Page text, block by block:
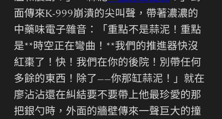
面傳來K-999崩潰的尖叫聲，帶著濃濃的
中藥味電子雜音：「重點不是蒜泥！重點
是**時空正在彎曲！**我們的推進器快沒
紅棗了！快！我們在你的後院！別帶任何
多餘的東西！除了——你那缸蒜泥！」就在
廖沾沾還在糾結要不要帶上他最珍愛的那
把銀勺時，外面的牆壁傳來一聲巨大的撞